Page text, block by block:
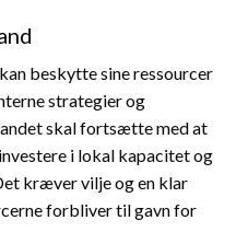
beskytte sine ressourcer
strategier og
skal fortsætte med at
i lokal kapacitet og
kræver vilje og en klar
forbliver til gavn for